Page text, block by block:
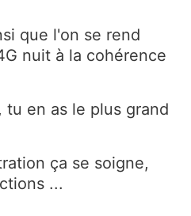
que l'on se rend
nuit à la cohérence
tu en as le plus grand
ça se soigne,
...